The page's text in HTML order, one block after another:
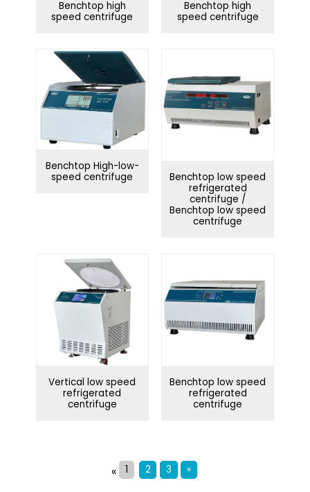
Benchtop high
speed centrifuge
Benchtop high
speed centrifuge
Benchtop High-low-
speed centrifuge
Benchtop low speed
refrigerated
centrifuge /
Benchtop low speed
centrifuge
Vertical low speed
refrigerated
centrifuge
Benchtop low speed
refrigerated
centrifuge
« 1 2 3 »